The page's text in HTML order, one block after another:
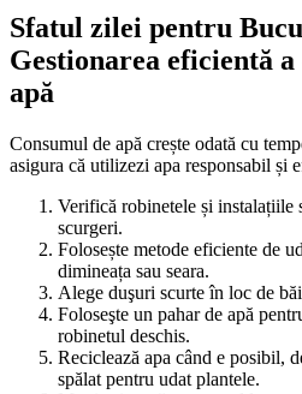
Sfatul zilei pentru
Gestionarea eficientă
apă
Consumul de apă crește odată cu
asigura că utilizezi apa responsabil și
Verifică robinetele și instalațiile
scurgeri.
Folosește metode eficiente de
dimineața sau seara.
Alege duşuri scurte în loc de
Foloseşte un pahar de apă
robinetul deschis.
Reciclează apa când e posibil,
spălat pentru udat plantele.